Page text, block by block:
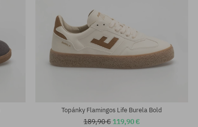
Topánky Flamingos Life Burela Bold
189,90 € 119,90 €